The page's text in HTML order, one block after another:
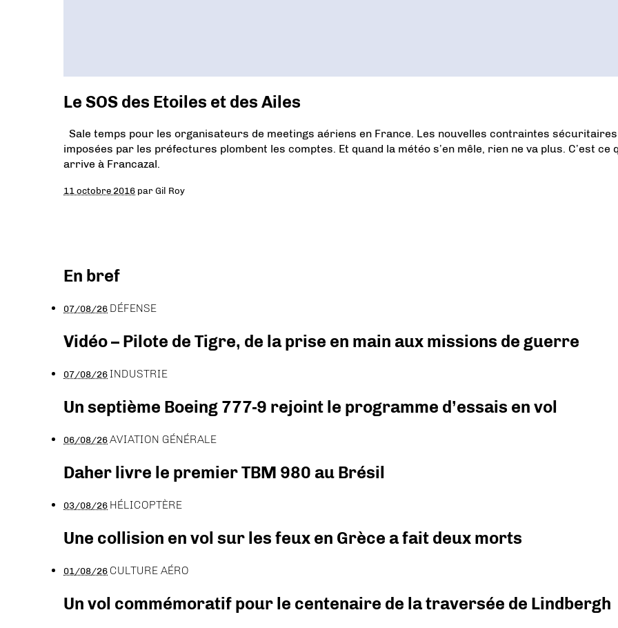
Le SOS des Etoiles et des Ailes
Sale temps pour les organisateurs de meetings aériens en France. Les nouvelles contraintes sécuritaires
imposées par les préfectures plombent les comptes. Et quand la météo s’en mêle, rien ne va plus. C’est ce
arrive à Francazal.
11 octobre 2016 parGil Roy
En bref
07/08/26 DÉFENSE
Vidéo – Pilote de Tigre, de la prise en main aux missions de guerre
07/08/26INDUSTRIE
Un septième Boeing 777-9 rejoint le programme d’essais en vol
06/08/26AVIATION GÉNÉRALE
Daher livre le premier TBM 980 au Brésil
03/08/26 HÉLICOPTÈRE
Une collision en vol sur les feux en Grèce a fait deux morts
01/08/26 CULTURE AÉRO
Un vol commémoratif pour le centenaire de la traversée de Lindbergh